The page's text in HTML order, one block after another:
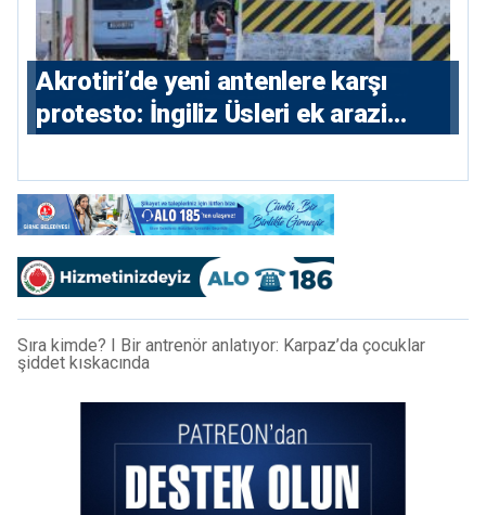
⁠Akrotiri’de yeni antenlere karşı
protesto: İngiliz Üsleri ek arazi
Sıra kimde? I Bir antrenör anlatıyor: Karpaz’da çocuklar
şiddet kıskacında